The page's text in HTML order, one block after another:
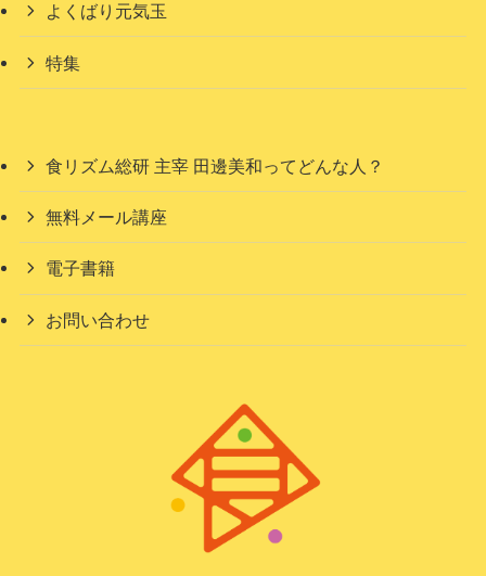
よくばり元気玉
特集
食リズム総研 主宰 田邊美和ってどんな人？
無料メール講座
電子書籍
お問い合わせ